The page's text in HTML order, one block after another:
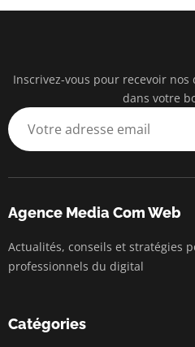
Inscrivez-vous pour recevoir
dans votre
Agence Media Com Web
Actualités, conseils et stratégies
professionnels du digital
Catégories